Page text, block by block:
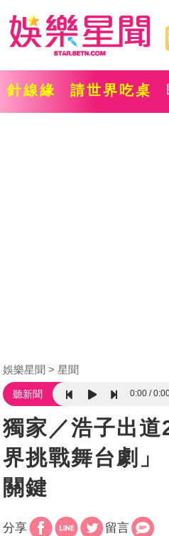
針線緣 請世界吃桌
娛樂星聞 星聞
聽新聞 0:00
獨家／浩子出
界挑戰舞台劇
關鍵
分享 留言